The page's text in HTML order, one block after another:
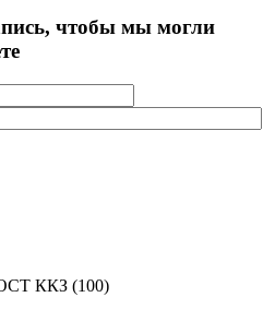
чтобы мы могли
ККЗ (100)